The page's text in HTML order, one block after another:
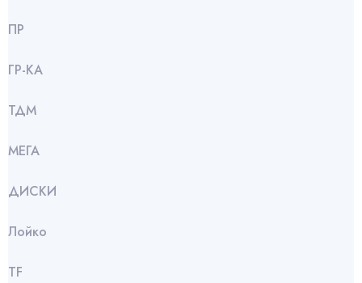
ПР
ГР-КА
ТДМ
МЕГА
ДИСКИ
Лойко
TF